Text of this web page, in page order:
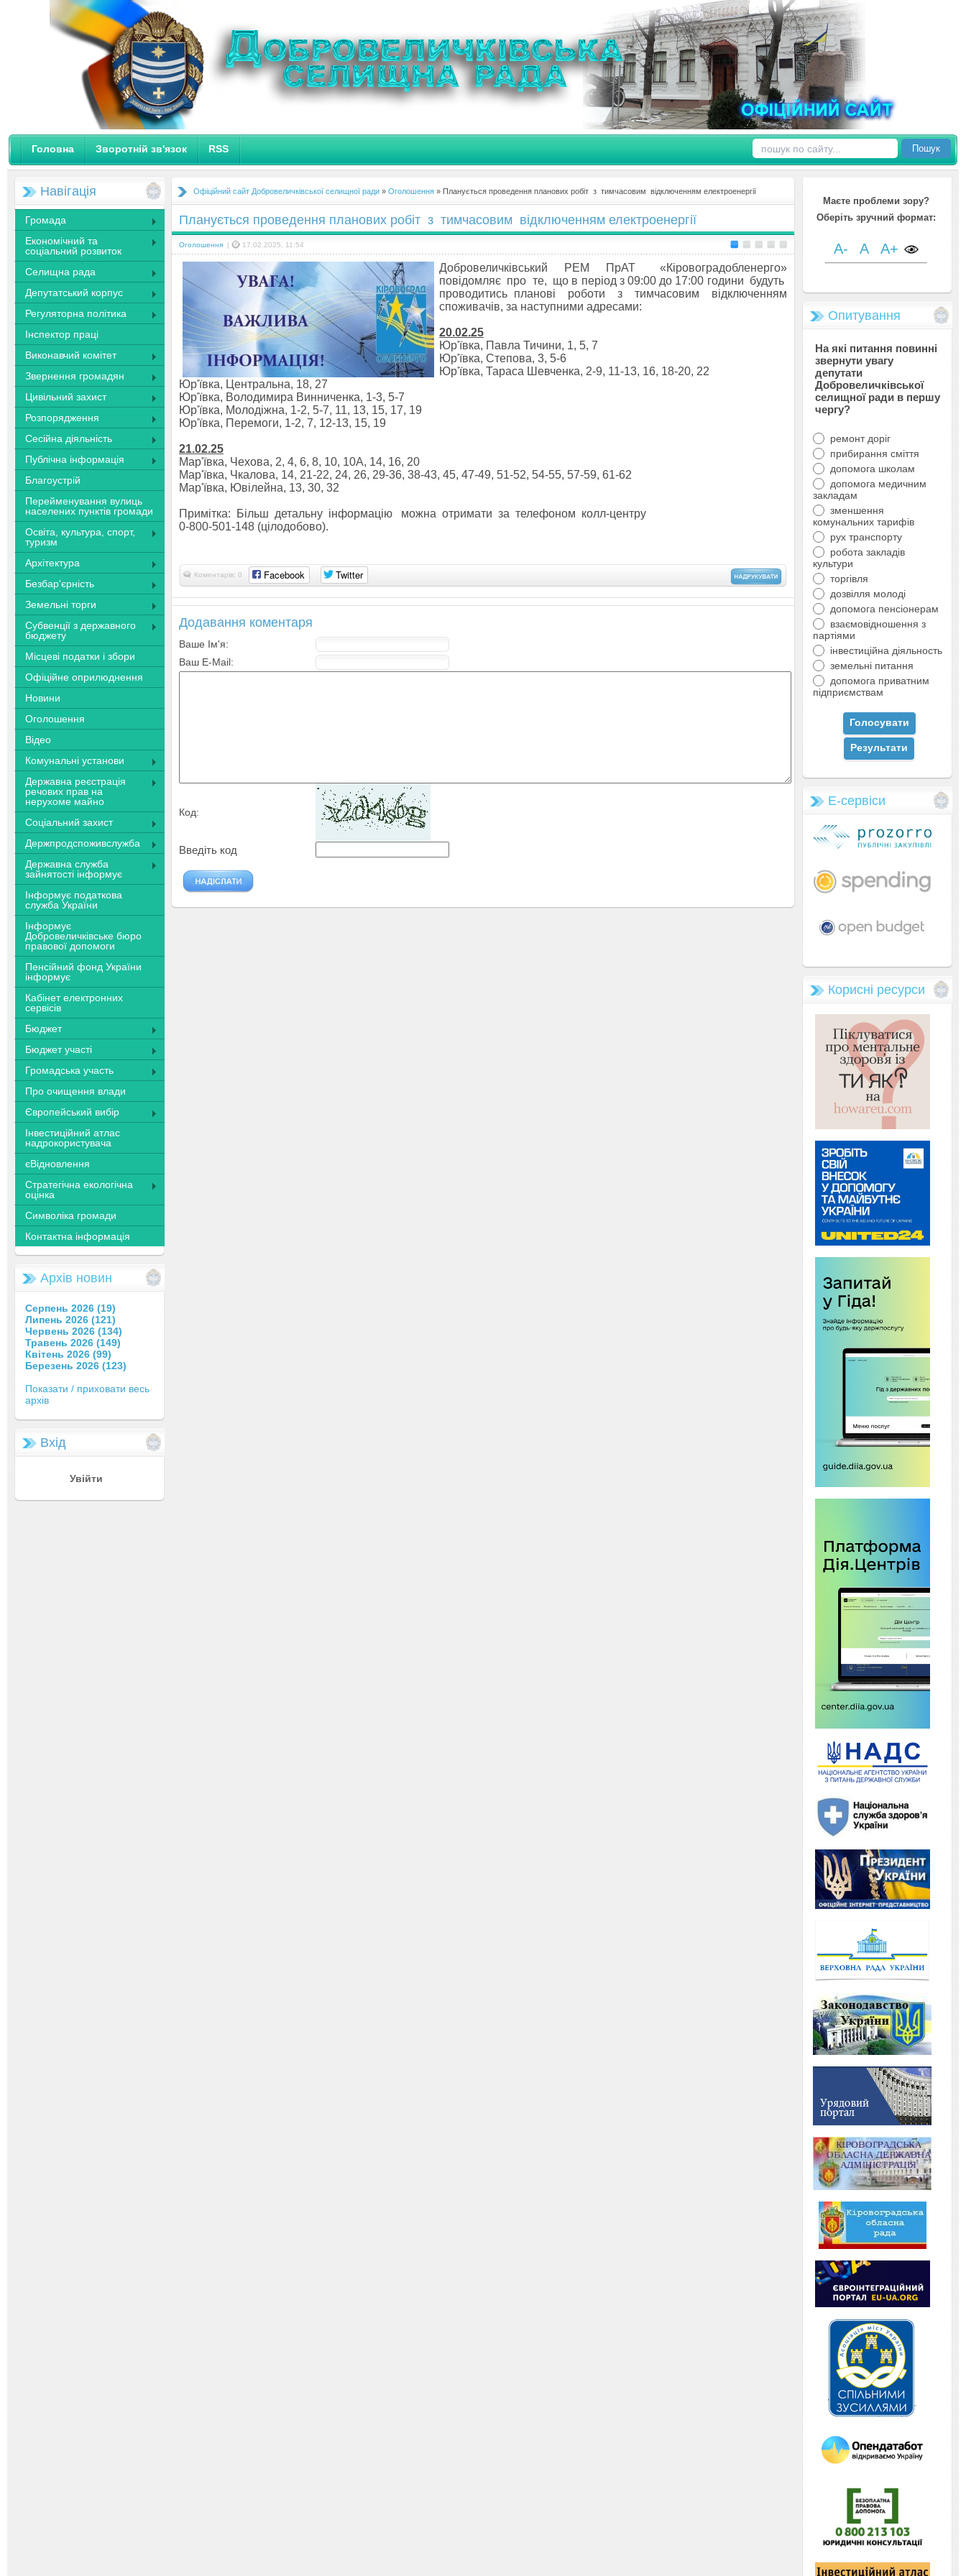
Головна Зворотній зв'язок RSS Пошук
Навігація
Громада
Економічний та
соціальний розвиток
Селищна рада
Депутатський корпус
Регуляторна політика
Інспектор праці
Виконавчий комітет
Звернення громадян
Цивільний захист
Розпорядження
Сесійна діяльність
Публічна інформація
Благоустрій
Перейменування вулиць
населених пунктів громади
Освіта, культура, спорт,
туризм
Архітектура
Безбар'єрність
Земельні торги
Субвенції з державного
бюджету
Місцеві податки і збори
Офіційне оприлюднення
Новини
Оголошення
Відео
Комунальні установи
Державна реєстрація
речових прав на
нерухоме майно
Соціальний захист
Держпродспоживслужба
Державна служба
зайнятості інформує
Інформує податкова
служба України
Інформує
Добровеличківське бюро
правової допомоги
Пенсійний фонд України
інформує
Кабінет електронних
сервісів
Бюджет
Бюджет участі
Громадська участь
Про очищення влади
Європейський вибір
Інвестиційний атлас
надрокористувача
єВідновлення
Стратегічна екологічна
оцінка
Символіка громади
Контактна інформація
Архів новин
Серпень 2026 (19)
Липень 2026 (121)
Червень 2026 (134)
Травень 2026 (149)
Квітень 2026 (99)
Березень 2026 (123)
Показати / приховати весь
архів
Вхід
Увійти
Офіційний сайт Добровеличківської селищної ради » Оголошення » Планується проведення планових робіт з тимчасовим відключенням електроенергії
Планується проведення планових робіт з тимчасовим відключенням електроенергії
Оголошення | 17.02.2025, 11:54
Добровеличківський РЕМ ПрАТ «Кіровоградобленерго»
повідомляє про те, що в період з 09:00 до 17:00 години будуть
проводитись планові роботи з тимчасовим відключенням
споживачів, за наступними адресами:
20.02.25
Юр'ївка, Павла Тичини, 1, 5, 7
Юр'ївка, Степова, 3, 5-6
Юр'ївка, Тараса Шевченка, 2-9, 11-13, 16, 18-20, 22
Юр'ївка, Центральна, 18, 27
Юр'ївка, Володимира Винниченка, 1-3, 5-7
Юр'ївка, Молодіжна, 1-2, 5-7, 11, 13, 15, 17, 19
Юр'ївка, Перемоги, 1-2, 7, 12-13, 15, 19
21.02.25
Мар'ївка, Чехова, 2, 4, 6, 8, 10, 10А, 14, 16, 20
Мар'ївка, Чкалова, 14, 21-22, 24, 26, 29-36, 38-43, 45, 47-49, 51-52, 54-55, 57-59, 61-62
Мар'ївка, Ювілейна, 13, 30, 32
Примітка: Більш детальну інформацію можна отримати за телефоном колл-центру
0-800-501-148 (цілодобово).
Коментарів: 0 Facebook Twitter
Додавання коментаря
Ваше Ім'я:
Ваш E-Mail:
Код:
Введіть код
Маєте проблеми зору?
Оберіть зручний формат:
A- A A+
Опитування
На які питання повинні
звернути увагу
депутати
Добровеличківської
селищної ради в першу
чергу?
ремонт доріг
прибирання сміття
допомога школам
допомога медичним
закладам
зменшення
комунальних тарифів
рух транспорту
робота закладів
культури
торгівля
дозвілля молоді
допомога пенсіонерам
взаємовідношення з
партіями
інвестиційна діяльность
земельні питання
допомога приватним
підприємствам
Е-сервіси
Корисні ресурси